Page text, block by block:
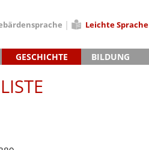
GESCHICHTE
Die Geschichte des Lagers ab 1945
BILDUNG
Leichte Sprache